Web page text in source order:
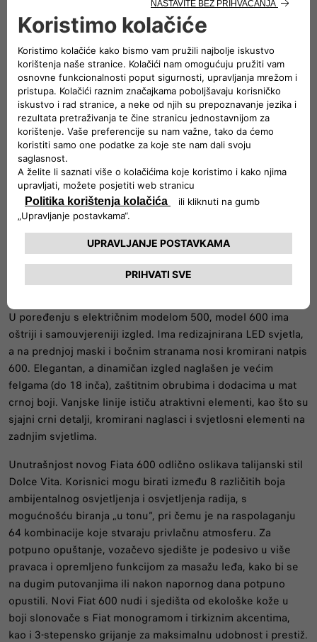
Prednosti ove tehnologije su niža potrošnja goriva,
smanjenje emisija, manja buka, te više udobnosti i užitka u
vožnji zahvaljujući glatkom prijenosu s dvostrukim kvačilom
i odzivu električnog pogona.
Funkcije koje nudi najmodernija tehnologija u novom Fiatu
600 dodatno unose dinamiku u svakodnevni život,
jednostavne su za korištenje i mogu zadovoljiti različite
potrebe.
Ikoničan izgled, unutrašnjost u stilu Dolce Vita
Novi Fiat 600 dobio je ime po originalnom modelu 600 i
donosi svjež stil i talijansku opuštenost. Njegov vanjski i
unutrašnji dizajn u potpunosti utjelovljuju talijansku ljepotu i
filozofiju Dolce Vita. Ukratko, Fiat 600 i 600e nude onaj
pravi osjećaj užitka, duboko ukorijenjen u talijanskom DNK.
U poređenju s električnim modelom 500, model 600 ima
oštriji i samouvjereniji izgled. Ima redizajnirana LED svjetla,
a na prednjoj maski i bočnim stranama nosi kromirani natpis
600. Elegantan, a dinamičan izgled naglašen je većim
felgama (do 18 inča), zaštitnim obrubima i dodacima u mat
crnoj boji. Vanjske linije ističu atraktivni elementi, kao što su
sjajni crni detalji, kromirani naglasci i svjetlosni elementi na
zadnjim svjetlima.
Unutrašnjost novog Fiata 600 odlično oslikava talijanski stil
Dolce Vita. Korisnici mogu birati između 8 različitih boja
ambijentalnog osvjetljenja i osvjetljenja radija, s
mogućnošću biranja „u tonu“, pri čemu je na raspolaganju
64 kombinacije koje stvaraju privlačnu atmosferu. Za
potpuno opuštanje, vozačevo sjedište je podesivo u više
pravaca i opremljeno funkcijom za masažu leđa, kako bi se
na dugim putovanjima ili nakon napornog dana potpuno
opustili. Novi Fiat 600 nudi i sjedišta od ekološke kože u
boji slonovače s Fiat monogramom i tirkiznim akcentima,
kao i 3-stepensko grijanje za maksimalnu udobnost i prestiž.